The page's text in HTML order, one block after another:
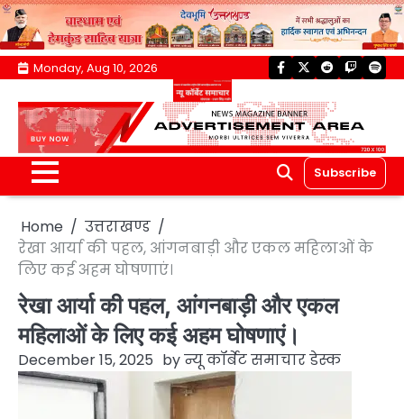
Skip
content
Monday, Aug 10, 2026 facebook
twitterreddittwitch
Subscribe
Home
उत्तराखण्ड
रेखा आर्या की पहल, आंगनबाड़ी और एकल महिलाओं के
लिए कई अहम घोषणाएं।
रेखा आर्या की पहल, आंगनबाड़ी और एकल
महिलाओं के लिए कई अहम घोषणाएं।
December 15, 2025 byन्यू कॉर्बेट समाचार डेस्क